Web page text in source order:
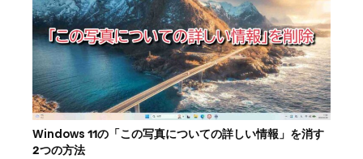
Windows 11の「この写真についての詳しい情報」を消す
2つの方法